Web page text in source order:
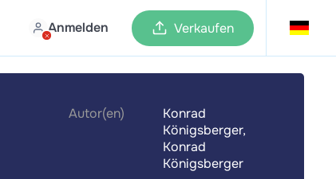
Anmelden Verkaufen
Autor(en)
Konrad
Königsberger,
Konrad
Königsberger